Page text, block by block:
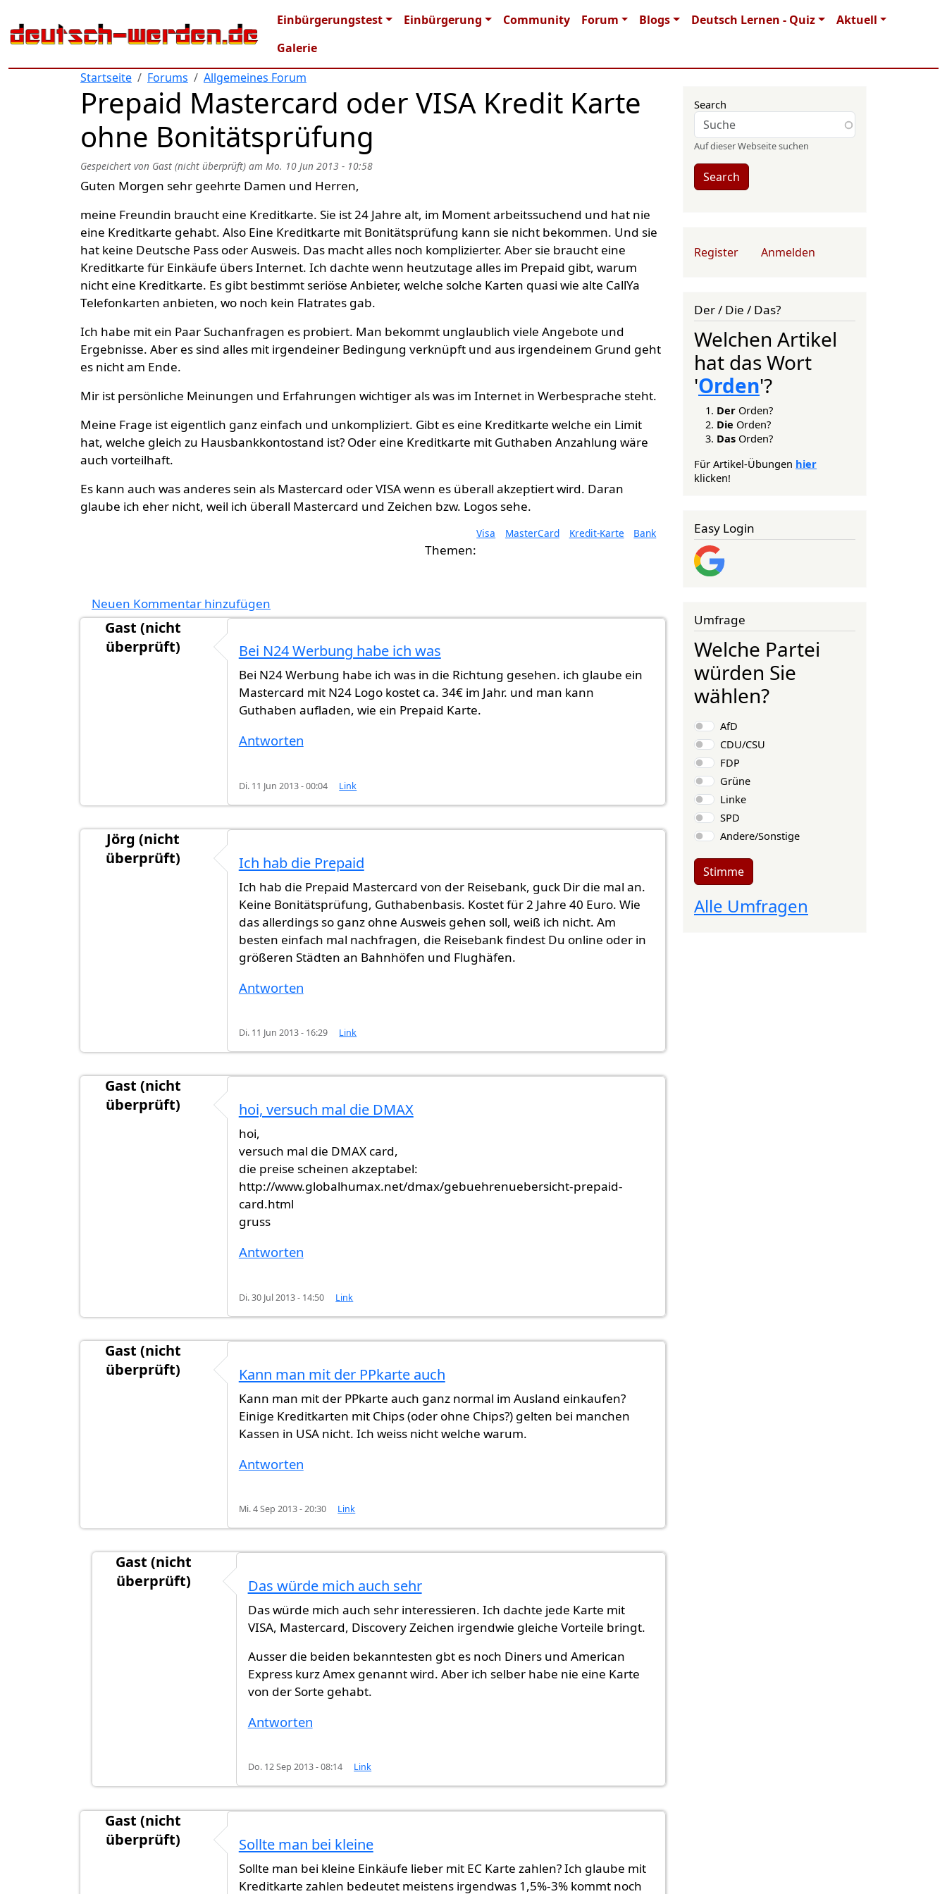
Main navigation
Einbürgerungstest Einbürgerung Community Forum Blogs Deutsch Lernen - Quiz
Aktuell
Galerie
Startseite
Forums Allgemeines Forum
Prepaid Mastercard oder VISA Kredit Karte
ohne Bonitätsprüfung
Gespeichert von Gast (nicht überprüft) am Mo. 10 Jun 2013 - 10:58
Guten Morgen sehr geehrte Damen und Herren,
meine Freundin braucht eine Kreditkarte. Sie ist 24 Jahre alt, im Moment arbeitssuchend und hat nie
eine Kreditkarte gehabt. Also Eine Kreditkarte mit Bonitätsprüfung kann sie nicht bekommen. Und sie
hat keine Deutsche Pass oder Ausweis. Das macht alles noch komplizierter. Aber sie braucht eine
Kreditkarte für Einkäufe übers Internet. Ich dachte wenn heutzutage alles im Prepaid gibt, warum
nicht eine Kreditkarte. Es gibt bestimmt seriöse Anbieter, welche solche Karten quasi wie alte CallYa
Telefonkarten anbieten, wo noch kein Flatrates gab.
Ich habe mit ein Paar Suchanfragen es probiert. Man bekommt unglaublich viele Angebote und
Ergebnisse. Aber es sind alles mit irgendeiner Bedingung verknüpft und aus irgendeinem Grund geht
es nicht am Ende.
Mir ist persönliche Meinungen und Erfahrungen wichtiger als was im Internet in Werbesprache steht.
Meine Frage ist eigentlich ganz einfach und unkompliziert. Gibt es eine Kreditkarte welche ein Limit
hat, welche gleich zu Hausbankkontostand ist? Oder eine Kreditkarte mit Guthaben Anzahlung wäre
auch vorteilhaft.
Es kann auch was anderes sein als Mastercard oder VISA wenn es überall akzeptiert wird. Daran
glaube ich eher nicht, weil ich überall Mastercard und Zeichen bzw. Logos sehe.
Visa MasterCard Kredit-Karte Bank
Neuen Kommentar hinzufügen
Gast (nicht
überprüft)
Bei N24 Werbung habe ich was
Bei N24 Werbung habe ich was in die Richtung gesehen. ich glaube ein
Mastercard mit N24 Logo kostet ca. 34€ im Jahr. und man kann
Guthaben aufladen, wie ein Prepaid Karte.
Antworten
Di. 11 Jun 2013 - 00:04 Link
Jörg (nicht
überprüft)
Ich hab die Prepaid
Ich hab die Prepaid Mastercard von der Reisebank, guck Dir die mal an.
Keine Bonitätsprüfung, Guthabenbasis. Kostet für 2 Jahre 40 Euro. Wie
das allerdings so ganz ohne Ausweis gehen soll, weiß ich nicht. Am
besten einfach mal nachfragen, die Reisebank findest Du online oder in
größeren Städten an Bahnhöfen und Flughäfen.
Antworten
Di. 11 Jun 2013 - 16:29 Link
Gast (nicht
überprüft)
hoi, versuch mal die DMAX
hoi,
versuch mal die DMAX card,
die preise scheinen akzeptabel:
http://www.globalhumax.net/dmax/gebuehrenuebersicht-prepaid-
card.html
gruss
Antworten
Di. 30 Jul 2013 - 14:50 Link
Gast (nicht
überprüft)
Kann man mit der PPkarte auch
Kann man mit der PPkarte auch ganz normal im Ausland einkaufen?
Einige Kreditkarten mit Chips (oder ohne Chips?) gelten bei manchen
Kassen in USA nicht. Ich weiss nicht welche warum.
Antworten
Mi. 4 Sep 2013 - 20:30 Link
Gast (nicht
überprüft)
Kann man mit der PPkarte auchvonGast (nicht überprüft)
Das würde mich auch sehr
Das würde mich auch sehr interessieren. Ich dachte jede Karte mit
VISA, Mastercard, Discovery Zeichen irgendwie gleiche Vorteile bringt.
Ausser die beiden bekanntesten gbt es noch Diners und American
Express kurz Amex genannt wird. Aber ich selber habe nie eine Karte
von der Sorte gehabt.
Antworten
Do. 12 Sep 2013 - 08:14 Link
Gast (nicht
überprüft)
Sollte man bei kleine
Sollte man bei kleine Einkäufe lieber mit EC Karte zahlen? Ich glaube mit
Kreditkarte zahlen bedeutet meistens irgendwas 1,5%-3% kommt noch
Search
Auf dieser Webseite suchen
Search
User account menu
Register Anmelden
Der / Die / Das?
Welchen Artikel
hat das Wort
'Orden'?
Der Orden?
Die Orden?
Das Orden?
Für Artikel-Übungen hier
klicken!
Easy Login
Umfrage
Welche Partei
würden Sie
wählen?
Auswahlmöglichkeiten
AfD
CDU/CSU
FDP
Grüne
Linke
SPD
Andere/Sonstige
Stimme
Alle Umfragen